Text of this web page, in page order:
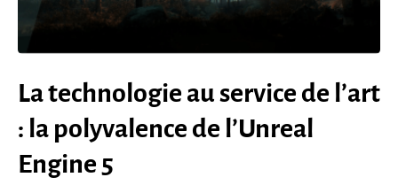
La technologie au service de l’art
: la polyvalence de l’Unreal
Engine 5